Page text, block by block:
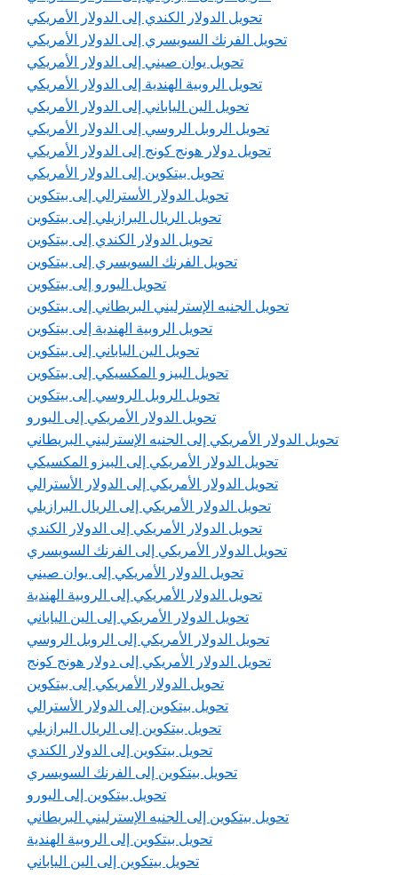
تحويل الدولار الكندي إلى الدولار الأمريكي
تحويل الفرنك السويسري إلى الدولار الأمريكي
تحويل يوان صيني إلى الدولار الأمريكي
تحويل الروبية الهندية إلى الدولار الأمريكي
تحويل الين الياباني إلى الدولار الأمريكي
تحويل الروبل الروسي إلى الدولار الأمريكي
تحويل دولار هونج كونج إلى الدولار الأمريكي
تحويل بيتكوين إلى الدولار الأمريكي
تحويل الدولار الأسترالي إلى بيتكوين
تحويل الريال البرازيلي إلى بيتكوين
تحويل الدولار الكندي إلى بيتكوين
تحويل الفرنك السويسري إلى بيتكوين
تحويل اليورو إلى بيتكوين
تحويل الجنيه الإسترليني البريطاني إلى بيتكوين
تحويل الروبية الهندية إلى بيتكوين
تحويل الين الياباني إلى بيتكوين
تحويل البيزو المكسيكي إلى بيتكوين
تحويل الروبل الروسي إلى بيتكوين
تحويل الدولار الأمريكي إلى اليورو
تحويل الدولار الأمريكي إلى الجنيه الإسترليني البريطاني
تحويل الدولار الأمريكي إلى البيزو المكسيكي
تحويل الدولار الأمريكي إلى الدولار الأسترالي
تحويل الدولار الأمريكي إلى الريال البرازيلي
تحويل الدولار الأمريكي إلى الدولار الكندي
تحويل الدولار الأمريكي إلى الفرنك السويسري
تحويل الدولار الأمريكي إلى يوان صيني
تحويل الدولار الأمريكي إلى الروبية الهندية
تحويل الدولار الأمريكي إلى الين الياباني
تحويل الدولار الأمريكي إلى الروبل الروسي
تحويل الدولار الأمريكي إلى دولار هونج كونج
تحويل الدولار الأمريكي إلى بيتكوين
تحويل بيتكوين إلى الدولار الأسترالي
تحويل بيتكوين إلى الريال البرازيلي
تحويل بيتكوين إلى الدولار الكندي
تحويل بيتكوين إلى الفرنك السويسري
تحويل بيتكوين إلى اليورو
تحويل بيتكوين إلى الجنيه الإسترليني البريطاني
تحويل بيتكوين إلى الروبية الهندية
تحويل بيتكوين إلى الين الياباني